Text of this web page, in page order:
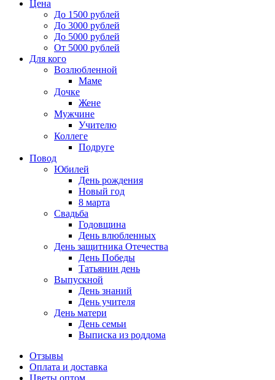
Цена
До 1500 рублей
До 3000 рублей
До 5000 рублей
От 5000 рублей
Для кого
Возлюбленной
Маме
Дочке
Жене
Мужчине
Учителю
Коллеге
Подруге
Повод
Юбилей
День рождения
Новый год
8 марта
Свадьба
Годовщина
День влюбленных
День защитника Отечества
День Победы
Татьянин день
Выпускной
День знаний
День учителя
День матери
День семьи
Выписка из роддома
Отзывы
Оплата и доставка